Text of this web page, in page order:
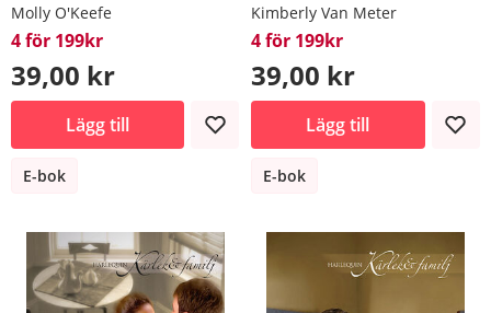
Molly O'Keefe
4 för 199kr
39,00 kr
Lägg till
E-bok
Kimberly Van Meter
4 för 199kr
39,00 kr
Lägg till
E-bok